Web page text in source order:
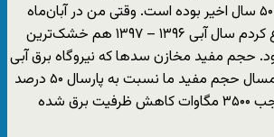
خشک‌ترین سال‌ها در ۵۰ سال اخیر بوده است. وقتی من در آبان‌ماه
سال ۱۳۹۶ کارم را شروع کردم سال آبی ۱۳۹۶ – ۱۳۹۷ هم خشک‌ترین
اخیر بود. حجم مفید مخازن سدها که نیروگاه برق آبی
دارند مشخص است. امسال حجم مفید ما نسبت به پارسال ۵۰ درصد
کاهش یافته و این موجب ۳۵۰۰ مگاوات کاهش ظرفیت برق شده